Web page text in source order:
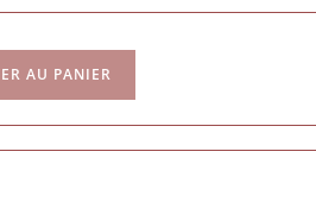
AU PANIER